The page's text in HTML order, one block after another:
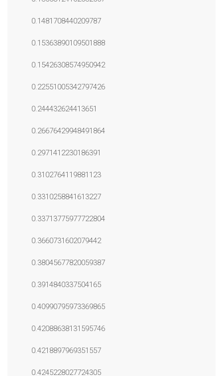
0.1481708440209787
0.15363890109501888
0.15426308574950942
0.22551005342797426
0.244432624413651
0.26676429948491864
0.2971412230186391
0.3102764119881123
0.3310258841613227
0.33713775977722804
0.3660731602079442
0.38045677820059387
0.3914840337504165
0.40990795973369865
0.42088638131595746
0.4218897969351557
0.4245228027724305